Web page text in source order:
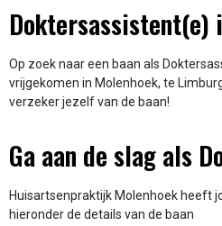
Doktersassistent(e)
Op zoek naar een baan als
vrijgekomen in Molenhoek, te
verzeker jezelf van de baan!
Ga aan de slag als
Huisartsenpraktijk Molenhoek heeft
hieronder de details van de baan